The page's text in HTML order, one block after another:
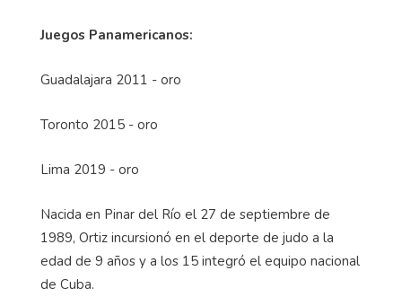
Juegos Panamericanos:
Guadalajara 2011 - oro
Toronto 2015 - oro
Lima 2019 - oro
Nacida en Pinar del Río el 27 de septiembre de
1989, Ortiz incursionó en el deporte de judo a la
edad de 9 años y a los 15 integró el equipo nacional
de Cuba.